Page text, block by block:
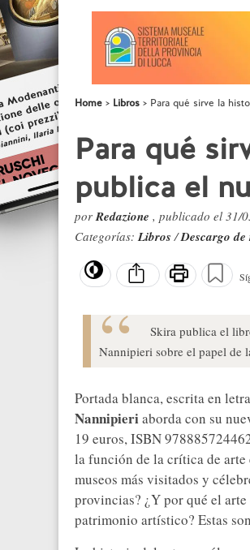
Home Libros Para qué sirve la
Para qué
publica el
porRedazione , publicado el 31/
Categorías:Libros/Descargo
Skira publica el
Nannipieri sobre el papel de
Portada blanca, escrita en
Nannipieriaborda con su
19 euros, ISBN
la función de la crítica de arte
museos más visitados y
provincias? ¿Y por qué el
patrimonio artístico? Estas